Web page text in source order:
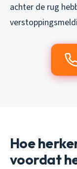
achter de rug
Hoe
voordat